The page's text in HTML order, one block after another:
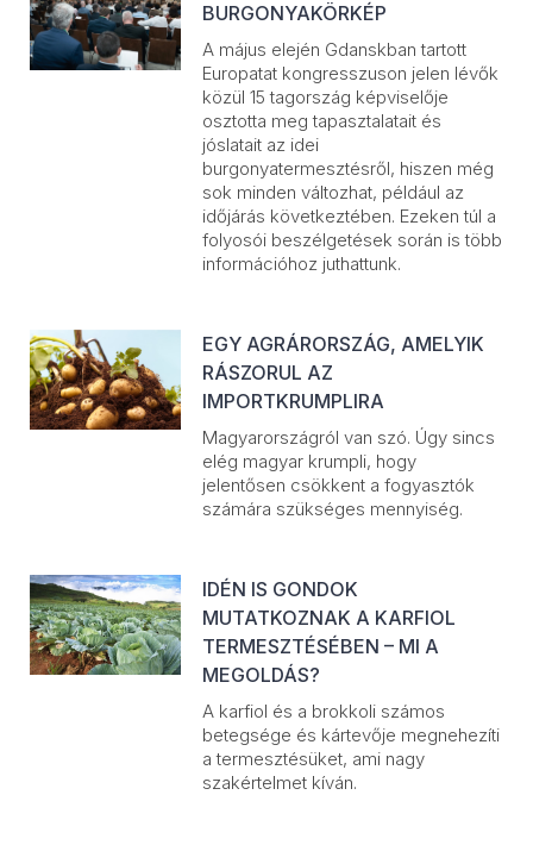
BURGONYAKÖRKÉP
A május elején Gdanskban tartott
Europatat kongresszuson jelen lévők
közül 15 tagország képviselője
osztotta meg tapasztalatait és
jóslatait az idei
burgonyatermesztésről, hiszen még
sok minden változhat, például az
időjárás következtében. Ezeken túl a
folyosói beszélgetések során is több
információhoz juthattunk.
EGY AGRÁRORSZÁG, AMELYIK
RÁSZORUL AZ
IMPORTKRUMPLIRA
Magyarországról van szó. Úgy sincs
elég magyar krumpli, hogy
jelentősen csökkent a fogyasztók
számára szükséges mennyiség.
IDÉN IS GONDOK
MUTATKOZNAK A KARFIOL
TERMESZTÉSÉBEN – MI A
MEGOLDÁS?
A karfiol és a brokkoli számos
betegsége és kártevője megnehezíti
a termesztésüket, ami nagy
szakértelmet kíván.